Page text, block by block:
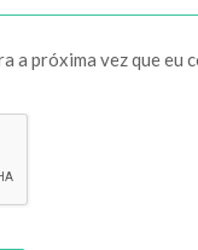
a próxima vez que eu